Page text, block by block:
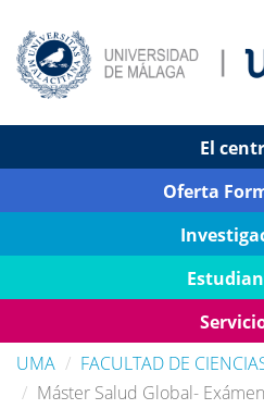
El
Oferta
UMA
FACULTAD DE
Máster Salud Global-